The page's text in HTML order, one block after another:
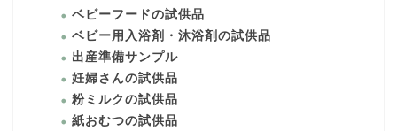
ベビーフードの試供品
ベビー用入浴剤・沐浴剤の試供品
出産準備サンプル
妊婦さんの試供品
粉ミルクの試供品
紙おむつの試供品